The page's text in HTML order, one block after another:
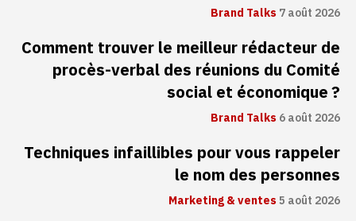
Brand Talks7 août 2026
Comment trouver le meilleur rédacteur de
procès-verbal des réunions du Comité
social et économique ?
Brand Talks6 août 2026
Techniques infaillibles pour vous rappeler
le nom des personnes
Marketing & ventes5 août 2026